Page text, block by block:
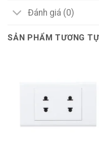
Đánh giá (0)
SẢN PHẨM TƯƠNG TỰ